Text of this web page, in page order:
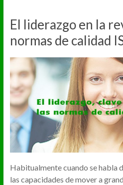
El liderazgo en la
normas de calidad
Habitualmente cuando se habla
las capacidades de mover a